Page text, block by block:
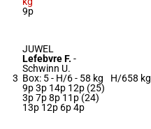
9p
3
JUWEL
Lefebvre F. -
Schwinn U.
Box: 5 - H/6 - 58 kg
9p 3p 14p 12p (25)
3p 7p 8p 11p (24)
13p 12p 6p 4p
H/658 kg